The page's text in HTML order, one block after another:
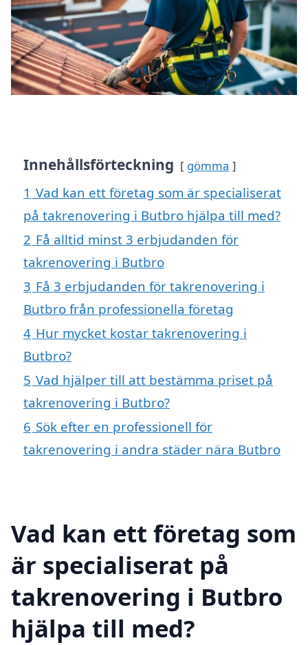
Innehållsförteckning gömma
1 Vad kan ett företag som är specialiserat
på takrenovering i Butbro hjälpa till med?
2 Få alltid minst 3 erbjudanden för
takrenovering i Butbro
3 Få 3 erbjudanden för takrenovering i
Butbro från professionella företag
4 Hur mycket kostar takrenovering i
Butbro?
5 Vad hjälper till att bestämma priset på
takrenovering i Butbro?
6 Sök efter en professionell för
takrenovering i andra städer nära Butbro
Vad kan ett företag som
är specialiserat på
takrenovering i Butbro
hjälpa till med?